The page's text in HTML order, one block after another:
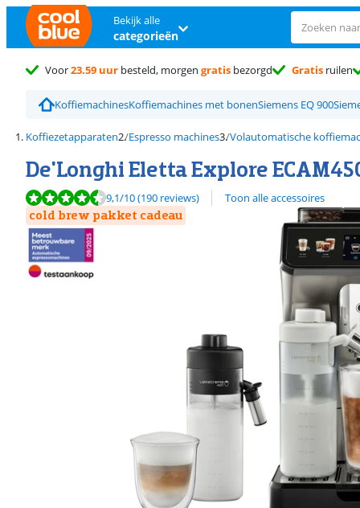
Bekijk alle
categorieën
Voor23.59 uur besteld, morgen gratis bezorgd Gratis ruilen
KoffiemachinesKoffiemachines met bonenSiemens EQ 900
Koffiezetapparaten Espresso machines Volautomatische
De'Longhi Eletta Explore
Beoordeling is 9,1 van de 10, gebaseerd op 190 reviews.
9,1/10(190 reviews) Toon alle accessoires
cold brew pakket cadeau